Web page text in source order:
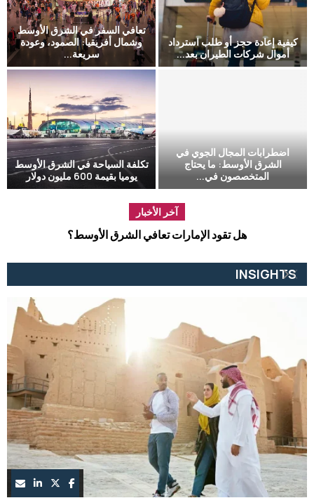
تعافي السفر في الشرق الأوسط
وشمال أفريقيا: الصمود، وعودة
سريعة...
كيفية إعادة حجز أو طلب استرداد
أموال شركات الطيران بعد...
تكلفة السياحة في الشرق الأوسط
يوميا بقيمة 600 مليون دولار
اضطرابات المجال الجوي في
الشرق الأوسط: ما يحتاج
المتخصصون في...
آخر الأخبار
أول محطة تاكسي جوي في دبي تحدد مستقبل التنقل الحضري
INSIGHTS